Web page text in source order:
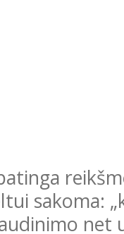
sakoma:
net